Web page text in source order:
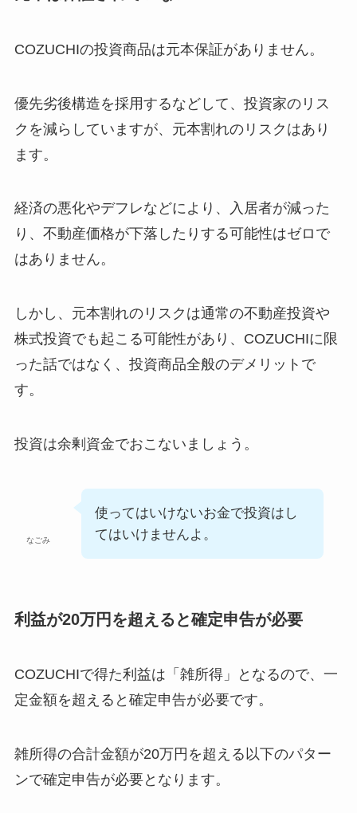
COZUCHIの投資商品は元本保証がありません。
優先劣後構造を採用するなどして、投資家のリス
クを減らしていますが、元本割れのリスクはあり
ます。
経済の悪化やデフレなどにより、入居者が減った
り、不動産価格が下落したりする可能性はゼロで
はありません。
しかし、元本割れのリスクは通常の不動産投資や
株式投資でも起こる可能性があり、COZUCHIに限
った話ではなく、投資商品全般のデメリットで
す。
投資は余剰資金でおこないましょう。
なごみ
使ってはいけないお金で投資はし
てはいけませんよ。
利益が20万円を超えると確定申告が必要
COZUCHIで得た利益は「雑所得」となるので、一
定金額を超えると確定申告が必要です。
雑所得の合計金額が20万円を超える以下のパター
ンで確定申告が必要となります。